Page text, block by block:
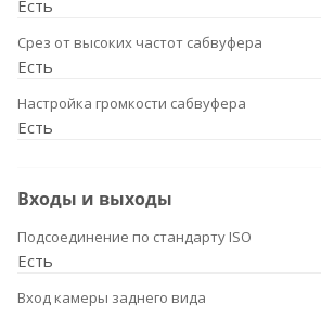
Есть
Срез от высоких частот сабвуфера
Есть
Настройка громкости сабвуфера
Есть
Входы и выходы
Подсоединение по стандарту ISO
Есть
Вход камеры заднего вида